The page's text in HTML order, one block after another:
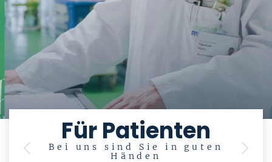
Für Patienten
Bei uns sind Sie in guten
Händen
Previous Next